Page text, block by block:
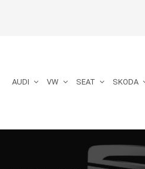
AUDI VW SEAT SKODA